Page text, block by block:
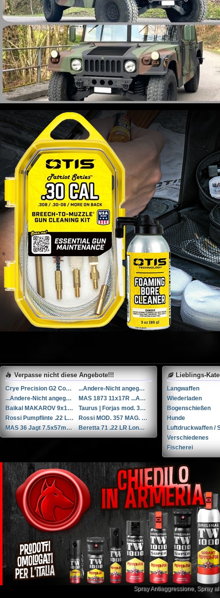
Verpasse nicht diese Angebote!!!
Crye Precision G2 Combat Pants (30R)
...Andere-Nicht angegeben Rohm mod. 17 .38 Special / 9x29mmR
...Andere-Nicht angegeben Liège cal. 12 12
MAS 1873 11x17R ...Andere/Nicht angegeben
Baikal MAKAROV 9x18mm Makarov
Taurus | Forjas mod. 38 .38 Special / 9x29mmR
Rossi Pumpflinte .22 Long Rifle
Rossi MOD. 357 MAG. ...Andere
MAS 36 Jagt 7.5x57mm MAS-1924 /7.5x54mm MAS-1929
Beretta 71 .22 LR Long Rifle
Lieblings-
Langwaffen
Wiederladen
Bogenschießen
Hunde
Luftdruckwaffen /
Verschiedenes
Fischerei
Spray Antiaggressione, Spray